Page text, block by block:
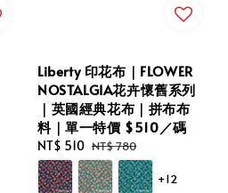
Liberty 印花布｜FLOWER
NOSTALGIA花卉懷舊系列
｜英國經典花布｜拼布布
料｜單一特價 $510／碼
Sale
price
NT$ 510 Regular
price
NT$ 780
+12